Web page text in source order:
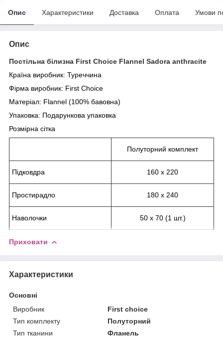
Опис Характеристики Доставка Оплата Умови
Опис
Постільна білизна First Choice Flannel Sadora anthracite
Країна виробник: Туреччина
Фірма виробник: First Choice
Матеріал: Flannel (100% бавовна)
Упаковка: Подарункова упаковка
Розмірна сітка
Полуторний комплект
Підковдра 160 х 220
Простирадло 180 х 240
Наволочки 50 х 70 (1 шт.)
Приховати
Характеристики
Основні
Виробник
First choice
Тип комплекту
Полуторний
Тип тканини
Фланель